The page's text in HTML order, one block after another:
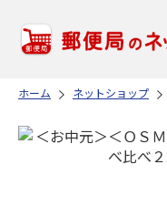
ホーム ネットショップ